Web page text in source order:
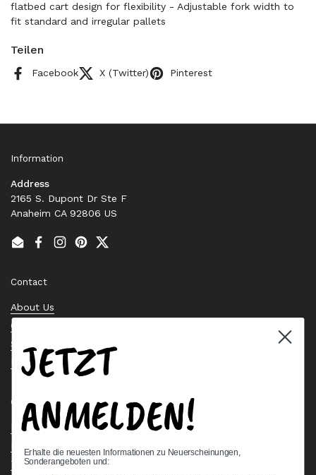
flatbed cart design for flexibility - Adjustable fork width to
fit standard and irregular pallets
Teilen
Facebook X (Twitter) Pinterest
Information
Address
2165 S. Dupont Dr Ste F
Anaheim CA 92806 US
EmailFacebook
Instagram
PinterestTwitter
Contact
About Us
Contact Us
Stock Check
Request a Quote
Quick links
Bearing Knowledge Center
Terms & Conditions
JETZT
ANMELDEN!
Erhalte die neuesten Informationen zu Neuerscheinungen,
Sonderangeboten und: